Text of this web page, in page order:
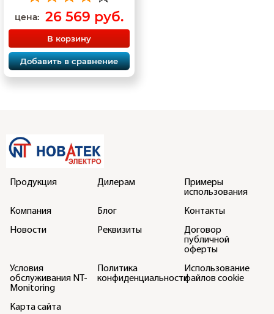
цена: 26 569 руб.
В корзину
Добавить в сравнение
Продукция Дилерам
Примеры
использования
Компания
Блог
Контакты
Новости
Реквизиты
Договор
публичной
оферты
Условия
обслуживания NT-
Monitoring
Политика
конфиденциальности
Использование
файлов cookie
Карта сайта